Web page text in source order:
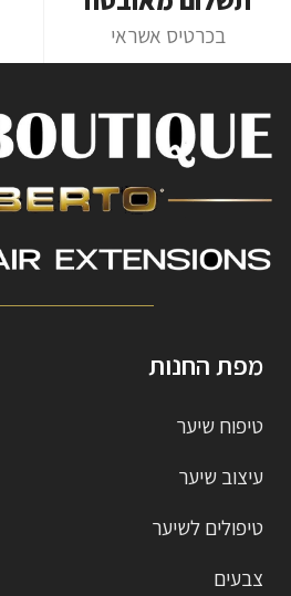
בכרטיס אשראי
מפת החנות
טיפוח שיער
עיצוב שיער
טיפולים לשיער
צבעים